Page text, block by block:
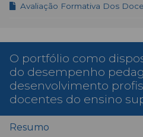
Avaliação Formativa Dos
O portfólio como
do desempenho
desenvolvimento
docentes do ensino
Resumo